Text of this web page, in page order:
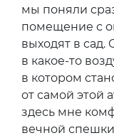
мы поняли
помещение с
выходят в
в какое-то
в котором
от самой этой
здесь мне
вечной